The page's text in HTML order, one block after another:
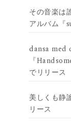
その音楽は
アルバム『
dansa med
『
でリリース
美しくも静
リース